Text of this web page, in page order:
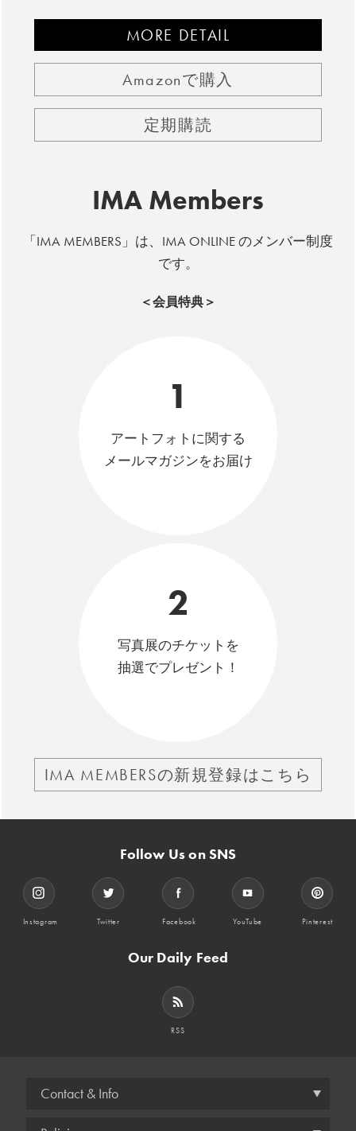
MORE DETAIL
Amazonで購入
定期購読
IMA Members
「IMA MEMBERS」は、IMA ONLINE のメンバー制度
です。
＜会員特典＞
1
アートフォトに関する
メールマガジンをお届け
2
写真展のチケットを
抽選でプレゼント！
IMA MEMBERSの新規登録はこちら
Follow Us on SNS
Instagram Twitter Facebook YouTube Pinterest
Our Daily Feed
RSS
Contact & Info